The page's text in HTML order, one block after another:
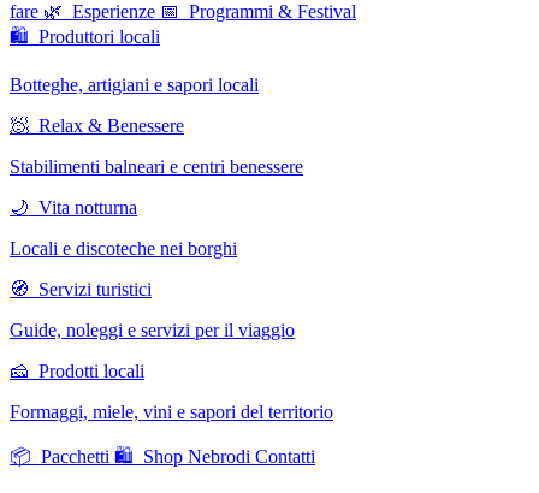
fare 🌿 Esperienze 📅 Programmi & Festival
🛍 Produttori locali
Botteghe, artigiani e sapori locali
🧖 Relax & Benessere
Stabilimenti balneari e centri benessere
🌙 Vita notturna
Locali e discoteche nei borghi
🧭 Servizi turistici
Guide, noleggi e servizi per il viaggio
🧀 Prodotti locali
Formaggi, miele, vini e sapori del territorio
📦 Pacchetti 🛍️ Shop Nebrodi Contatti